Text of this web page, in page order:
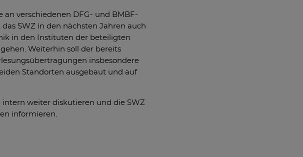
verschiedenen DFG- und BMBF-
SWZ in den nächsten Jahren auch
in den Instituten der beteiligten
Weiterhin soll der bereits
insbesondere
Standorten ausgebaut und auf
intern weiter diskutieren und die SWZ
informieren.